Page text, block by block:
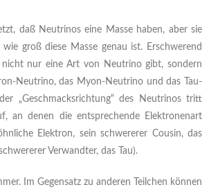
daß Neutrinos eine Masse haben, aber sie
groß diese Masse genau ist. Erschwerend
nur eine Art von Neutrino gibt, sondern
Neutrino, das Myon-Neutrino und das Tau-
„Geschmacksrichtung“ des Neutrinos tritt
an denen die entsprechende Elektronenart
Elektron, sein schwererer Cousin, das
Verwandter, das Tau).
Im Gegensatz zu anderen Teilchen können